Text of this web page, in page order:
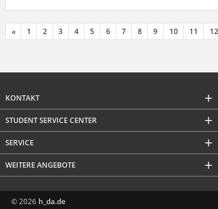
« 1 2 3 4 5 6 7 8 9 10 11 12
KONTAKT
STUDENT SERVICE CENTER
SERVICE
WEITERE ANGEBOTE
© 2026 h_da.de